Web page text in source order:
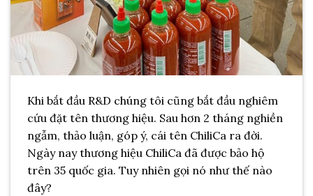
Khi bắt đầu R&D chúng tôi cũng bắt đầu nghiêm
cứu đặt tên thương hiệu. Sau hơn 2 tháng nghiền
ngẫm, thảo luận, góp ý, cái tên ChiliCa ra đời.
Ngày nay thương hiệu ChiliCa đã được bảo hộ
trên 35 quốc gia. Tuy nhiên gọi nó như thế nào
đây?